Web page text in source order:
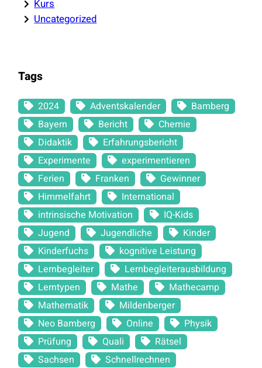
Kurs
Uncategorized
Tags
2024 Adventskalender
Bamberg
Bayern
Bericht
Chemie
Didaktik
Erfahrungsbericht
Experimente
experimentieren
Ferien
Franken
Gewinner
Himmelfahrt
International
intrinsische Motivation
IQ-Kids
Jugend
Jugendliche
Kinder
Kinderfuchs
kognitive Leistung
Lernbegleiter
Lernbegleiterausbildung
Lerntypen
Mathe
Mathecamp
Mathematik
Mildenberger
Neo Bamberg
Online
Physik
Prüfung
Quali
Rätsel
Sachsen
Schnellrechnen